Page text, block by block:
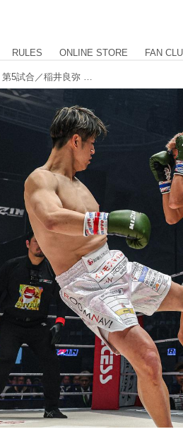
RULES ONLINE STORE FAN